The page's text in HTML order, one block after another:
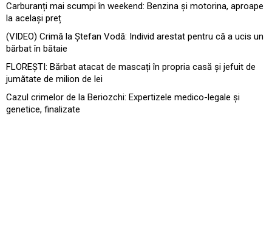
Carburanți mai scumpi în weekend: Benzina și motorina, aproape
la același preț
(VIDEO) Crimă la Ștefan Vodă: Individ arestat pentru că a ucis un
bărbat în bătaie
FLOREȘTI: Bărbat atacat de mascați în propria casă și jefuit de
jumătate de milion de lei
Cazul crimelor de la Beriozchi: Expertizele medico-legale și
genetice, finalizate